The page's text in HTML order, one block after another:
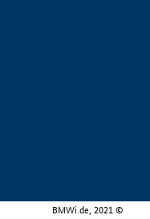
BMWi.de, 2021 ©